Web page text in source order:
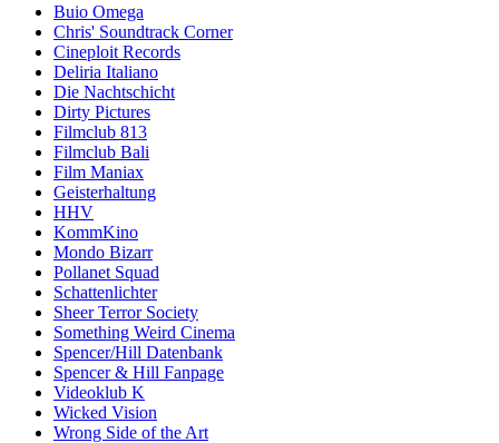
Buio Omega
Chris' Soundtrack Corner
Cineploit Records
Deliria Italiano
Die Nachtschicht
Dirty Pictures
Filmclub 813
Filmclub Bali
Film Maniax
Geisterhaltung
HHV
KommKino
Mondo Bizarr
Pollanet Squad
Schattenlichter
Sheer Terror Society
Something Weird Cinema
Spencer/Hill Datenbank
Spencer & Hill Fanpage
Videoklub K
Wicked Vision
Wrong Side of the Art